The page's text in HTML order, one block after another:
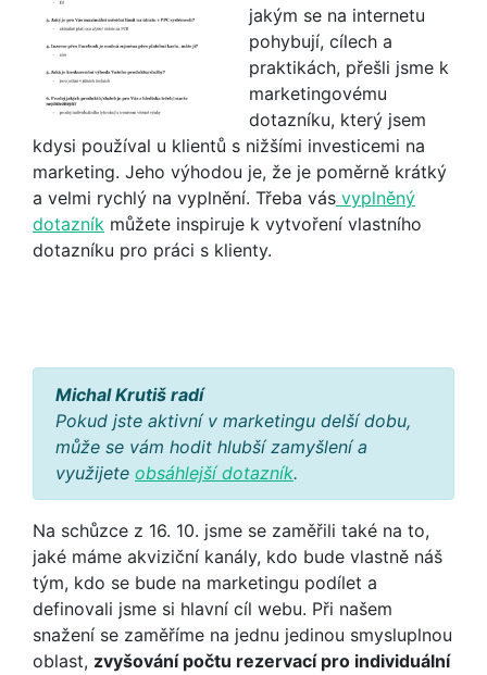
jakým se na internetu
pohybují, cílech a
praktikách, přešli jsme k
marketingovému
dotazníku, který jsem
kdysi používal u klientů s nižšími investicemi na
marketing. Jeho výhodou je, že je poměrně krátký
a velmi rychlý na vyplnění. Třeba vás vyplněný
dotazník můžete inspiruje k vytvoření vlastního
dotazníku pro práci s klienty.
Michal Krutiš radí
Pokud jste aktivní v marketingu delší dobu,
může se vám hodit hlubší zamyšlení a
využijete obsáhlejší dotazník.
Na schůzce z 16. 10. jsme se zaměřili také na to,
jaké máme akviziční kanály, kdo bude vlastně náš
tým, kdo se bude na marketingu podílet a
definovali jsme si hlavní cíl webu. Při našem
snažení se zaměříme na jednu jedinou smysluplnou
oblast, zvyšování počtu rezervací pro individuální